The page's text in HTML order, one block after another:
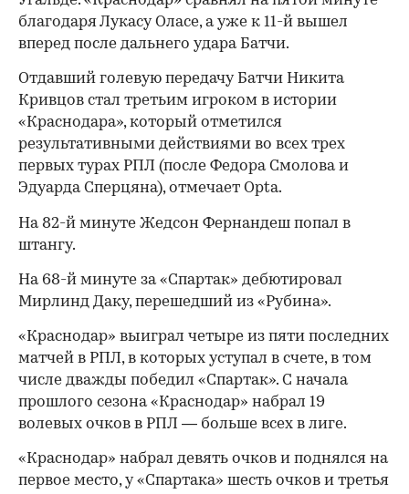
благодаря Лукасу Оласе, а уже к 11-й вышел
вперед после дальнего удара Батчи.
Отдавший голевую передачу Батчи Никита
Кривцов стал третьим игроком в истории
«Краснодара», который отметился
результативными действиями во всех трех
первых турах РПЛ (после Федора Смолова и
Эдуарда Сперцяна), отмечает Opta.
00:00 / 00:00
На 82-й минуте Жедсон Фернандеш попал в
штангу.
На 68-й минуте за «Спартак» дебютировал
Мирлинд Даку, перешедший из «Рубина».
«Краснодар» выиграл четыре из пяти последних
матчей в РПЛ, в которых уступал в счете, в том
числе дважды победил «Спартак». С начала
прошлого сезона «Краснодар» набрал 19
волевых очков в РПЛ — больше всех в лиге.
«Краснодар» набрал девять очков и поднялся на
первое место, у «Спартака» шесть очков и третья